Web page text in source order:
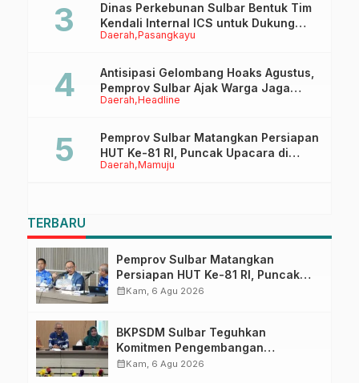
Daerah Pasangkayu
Dinas Perkebunan Sulbar Bentuk Tim
Kendali Internal ICS untuk Dukung
Sertifikasi ISPO Pekebun di
Daerah Headline
Antisipasi Gelombang Hoaks Agustus,
Pemprov Sulbar Ajak Warga Jaga
Ruang Digital
Daerah Mamuju
Pemprov Sulbar Matangkan Persiapan
HUT Ke-81 RI, Puncak Upacara di
Lapangan Ahmad Kirang
TERBARU
Pemprov Sulbar Matangkan
Persiapan HUT Ke-81 RI, Puncak
Upacara di Lapangan Ahmad
calendar_monthKam, 6 Agu 2026
BKPSDM Sulbar Teguhkan
Komitmen Pengembangan
Kompetensi ASN melalui
calendar_monthKam, 6 Agu 2026